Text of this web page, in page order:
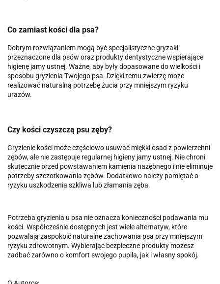
Co zamiast kości dla psa?
Dobrym rozwiązaniem mogą być specjalistyczne gryzaki
przeznaczone dla psów oraz produkty dentystyczne wspierające
higienę jamy ustnej. Ważne, aby były dopasowane do wielkości i
sposobu gryzienia Twojego psa. Dzięki temu zwierzę może
realizować naturalną potrzebę żucia przy mniejszym ryzyku
urazów.
Czy kości czyszczą psu zęby?
Gryzienie kości może częściowo usuwać miękki osad z powierzchni
zębów, ale nie zastępuje regularnej higieny jamy ustnej. Nie chroni
skutecznie przed powstawaniem kamienia nazębnego i nie eliminuje
potrzeby szczotkowania zębów. Dodatkowo należy pamiętać o
ryzyku uszkodzenia szkliwa lub złamania zęba.
Potrzeba gryzienia u psa nie oznacza konieczności podawania mu
kości. Współcześnie dostępnych jest wiele alternatyw, które
pozwalają zaspokoić naturalne zachowania psa przy mniejszym
ryzyku zdrowotnym. Wybierając bezpieczne produkty możesz
zadbać zarówno o komfort swojego pupila, jak i własny spokój.